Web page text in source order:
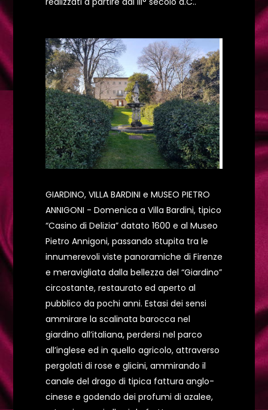
GIARDINO, VILLA BARDINI e MUSEO PIETRO
ANNIGONI - Domenica a Villa Bardini, tipico
“Casino di Delizia” datato 1600 e al Museo
Pietro Annigoni, passando stupita tra le
innumerevoli viste panoramiche di Firenze
e meravigliata dalla bellezza del “Giardino”
circostante, restaurato ed aperto al
pubblico da pochi anni. Estasi dei sensi
ammirare la scalinata barocca nel
giardino all’italiana, perdersi nel parco
all’inglese ed in quello agricolo, attraverso
pergolati di rose e glicini, ammirando il
canale del drago di tipica fattura anglo-
cinese e godendo dei profumi di azalee,